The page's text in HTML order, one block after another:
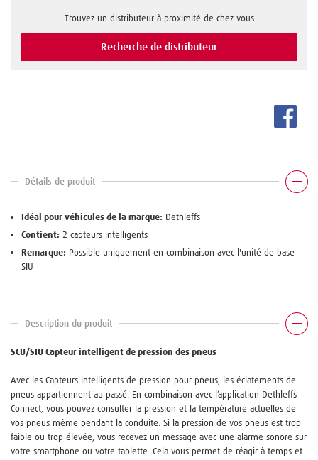
Trouvez un distributeur à proximité de chez vous
Recherche de distributeur
Détails de produit
Idéal pour véhicules de la marque: Dethleffs
Contient: 2 capteurs intelligents
Remarque: Possible uniquement en combinaison avec l'unité de base
SIU
Description du produit
SCU/SIU Capteur intelligent de pression des pneus
Avec les Capteurs intelligents de pression pour pneus, les éclatements de
pneus appartiennent au passé. En combinaison avec l’application Dethleffs
Connect, vous pouvez consulter la pression et la température actuelles de
vos pneus même pendant la conduite. Si la pression de vos pneus est trop
faible ou trop élevée, vous recevez un message avec une alarme sonore sur
votre smartphone ou votre tablette. Cela vous permet de réagir à temps et